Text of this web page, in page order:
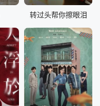
转过头帮你擦眼泪